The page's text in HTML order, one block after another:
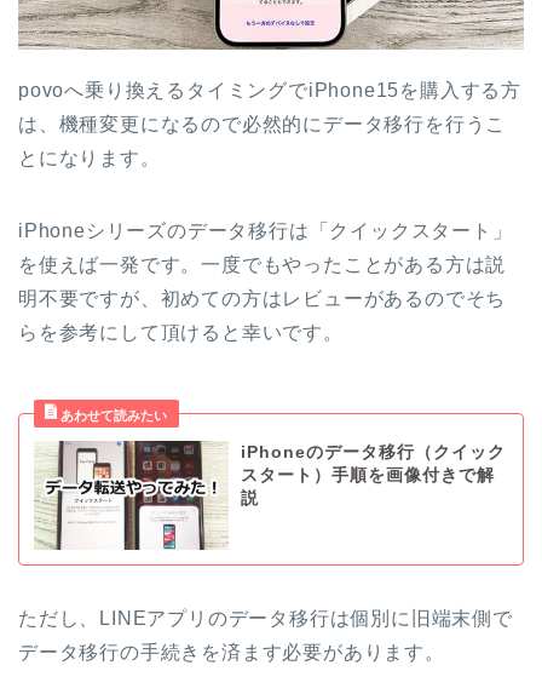
povoへ乗り換えるタイミングでiPhone15を購入する方
は、機種変更になるので必然的にデータ移行を行うこ
とになります。
iPhoneシリーズのデータ移行は「クイックスタート」
を使えば一発です。一度でもやったことがある方は説
明不要ですが、初めての方はレビューがあるのでそち
らを参考にして頂けると幸いです。
iPhoneのデータ移行（クイック
スタート）手順を画像付きで解
説
ただし、LINEアプリのデータ移行は個別に旧端末側で
データ移行の手続きを済ます必要があります。